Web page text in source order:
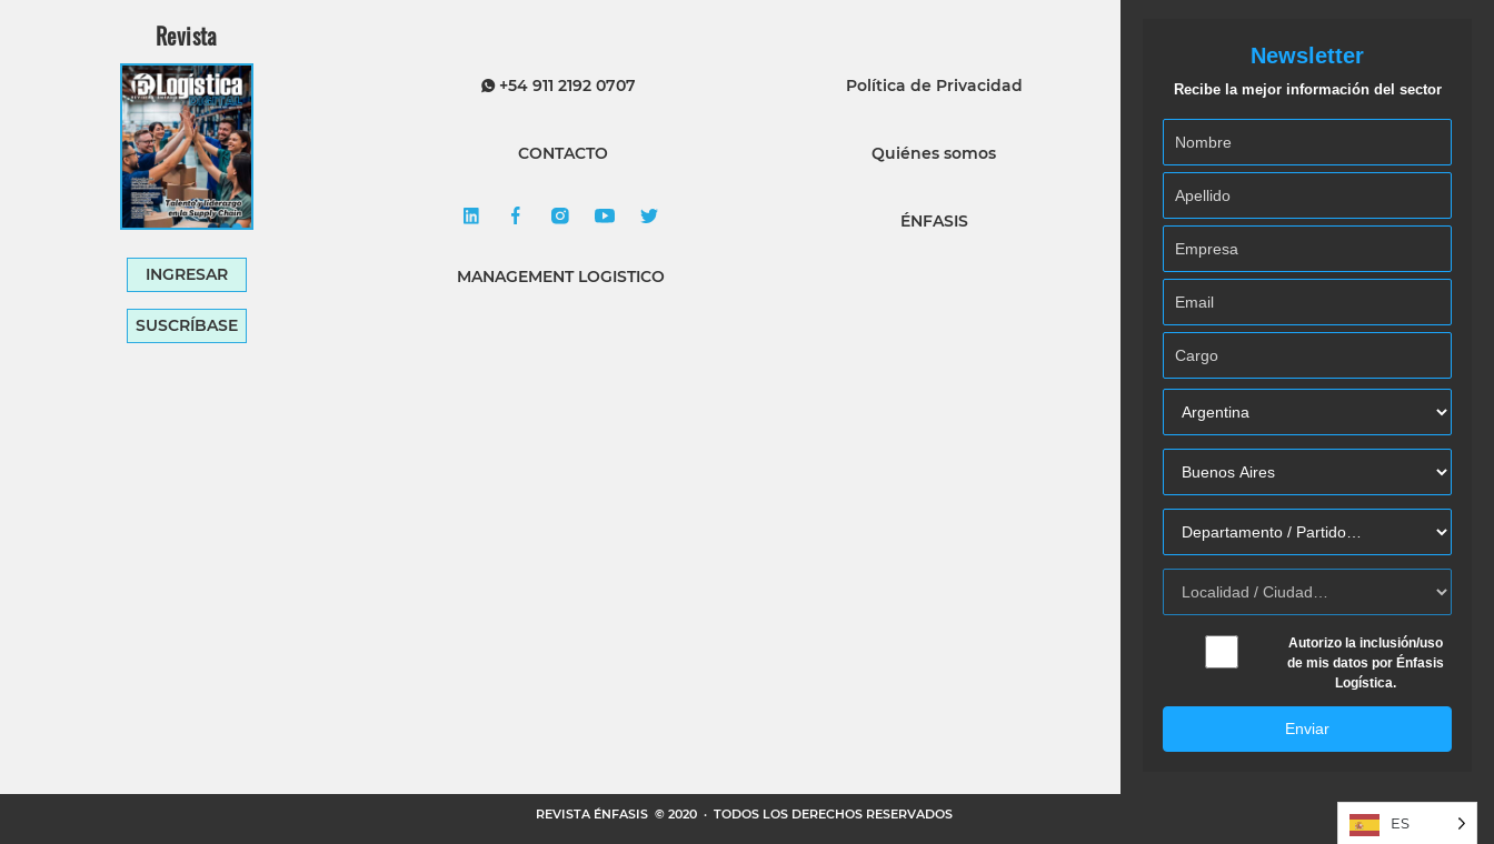
Revista
INGRESAR
SUSCRÍBASE
+54 911 2192 0707
CONTACTO
MANAGEMENT LOGISTICO
Política de Privacidad
Quiénes somos
ÉNFASIS
Newsletter
Recibe la mejor información del sector
Autorizo la inclusión/uso
de mis datos por Énfasis
Logística.
Enviar
REVISTA ÉNFASIS © 2020 · TODOS LOS DERECHOS RESERVADOS ES